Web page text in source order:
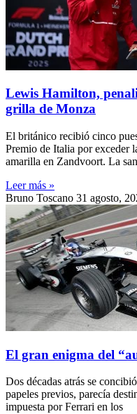
Lewis Hamilton,
grilla de Monza
El británico recibió cinco
Premio de Italia por exceder
amarilla en Zandvoort. La
Leer más »
Bruno Toscano 31 agosto,
El gran enigma del
Dos décadas atrás se
papeles previos, parecía
impuesta por Ferrari en los